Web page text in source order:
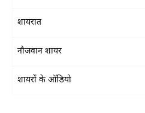
शायरात
नौजवान शायर
शायरों के ऑडियो